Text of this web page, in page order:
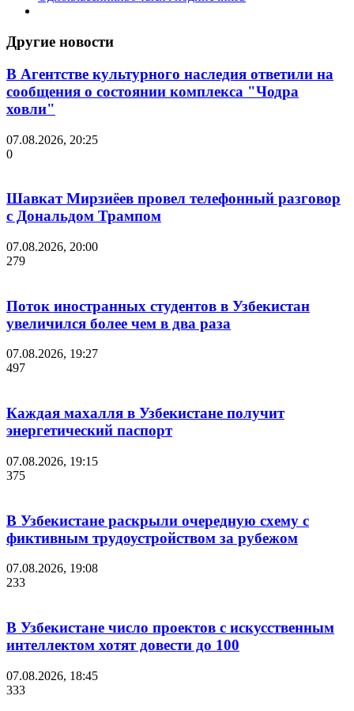
Другие новости
В Агентстве культурного наследия ответили на
сообщения о состоянии комплекса "Чодра
ховли"
07.08.2026, 20:25
0
Шавкат Мирзиёев провел телефонный разговор
с Дональдом Трампом
07.08.2026, 20:00
279
Поток иностранных студентов в Узбекистан
увеличился более чем в два раза
07.08.2026, 19:27
497
Каждая махалля в Узбекистане получит
энергетический паспорт
07.08.2026, 19:15
375
В Узбекистане раскрыли очередную схему с
фиктивным трудоустройством за рубежом
07.08.2026, 19:08
233
В Узбекистане число проектов с искусственным
интеллектом хотят довести до 100
07.08.2026, 18:45
333